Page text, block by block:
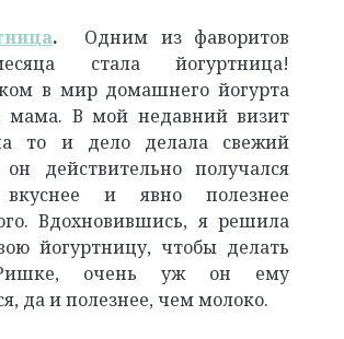
. Одним из фаворитов
стала йогуртница!
в мир домашнего йогурта
мама. В мой недавний визит
то и дело делала свежий
действительно получался
вкуснее и явно полезнее
Вдохновившись, я решила
йогуртницу, чтобы делать
очень уж он ему
да и полезнее, чем молоко.